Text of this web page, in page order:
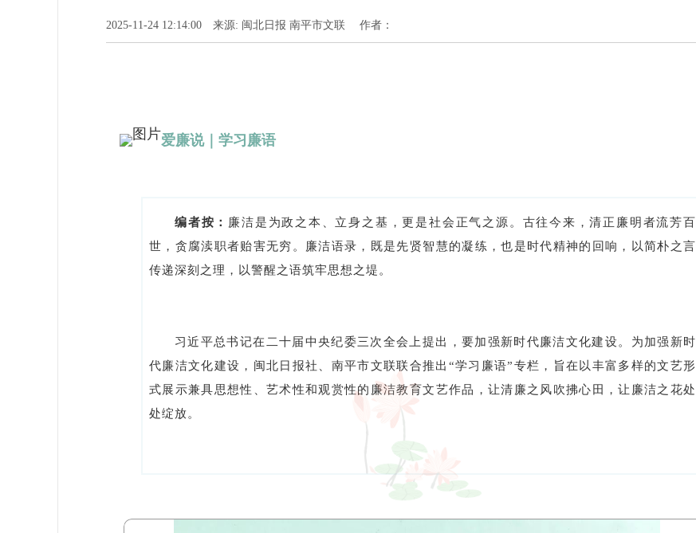
2025-11-24 12:14:00 来源: 闽北日报 南平市文联 作者：
爱廉说｜学习廉语
编者按：
廉洁是为政之本、立身之基，更是社会正气之源。古往今来，清正廉明者流芳百
世，贪腐渎职者贻害无穷。廉洁语录，既是先贤智慧的凝练，也是时代精神的回响，以简朴之言
传递深刻之理，以警醒之语筑牢思想之堤。
习近平总书记在二十届中央纪委三次全会上提出，要加强新时代廉洁文化建设。为加强新时
代廉洁文化建设，闽北日报社、南平市文联联合推出“学习廉语”专栏，旨在以丰富多样的文艺形
式展示兼具思想性、艺术性和观赏性的廉洁教育文艺作品，让清廉之风吹拂心田，让廉洁之花处
处绽放。